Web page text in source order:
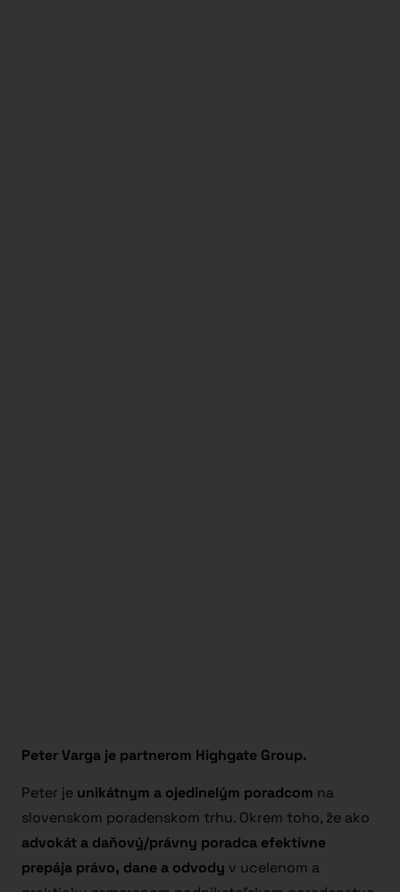
Peter Varga je partnerom Highgate Group.
Peter je unikátnym a ojedinelým poradcom na
slovenskom poradenskom trhu. Okrem toho, že ako
advokát a daňový/právny poradca efektívne
prepája právo, dane a odvody v ucelenom a